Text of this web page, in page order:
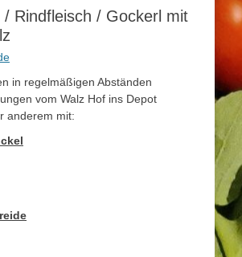
/ Rindfleisch / Gockerl mit
in regelmäßigen Abständen
vom Walz Hof ins Depot
anderem mit: